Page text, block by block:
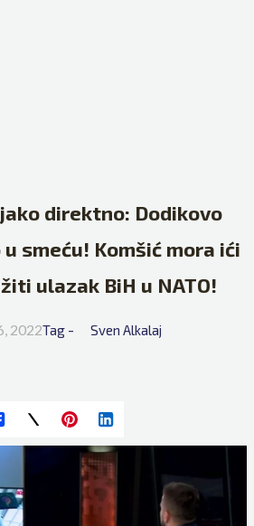
direktno: Dodikovo
smeću! Komšić mora ići
ulazak BiH u NATO!
2022Tag - Sven Alkalaj